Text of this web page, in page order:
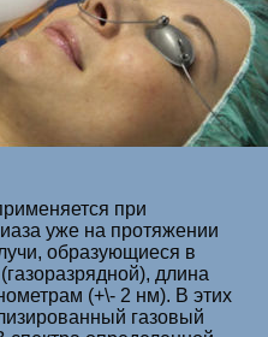
при
уже на протяжении
образующиеся в
длина
(+\- 2 нм). В этих
газовый